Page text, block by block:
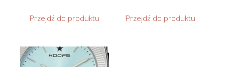
Przejdź do produktu Przejdź do produktu